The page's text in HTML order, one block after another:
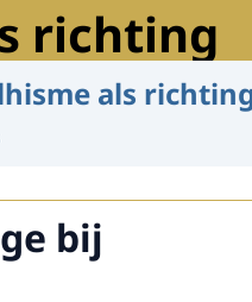
richting
als
bij